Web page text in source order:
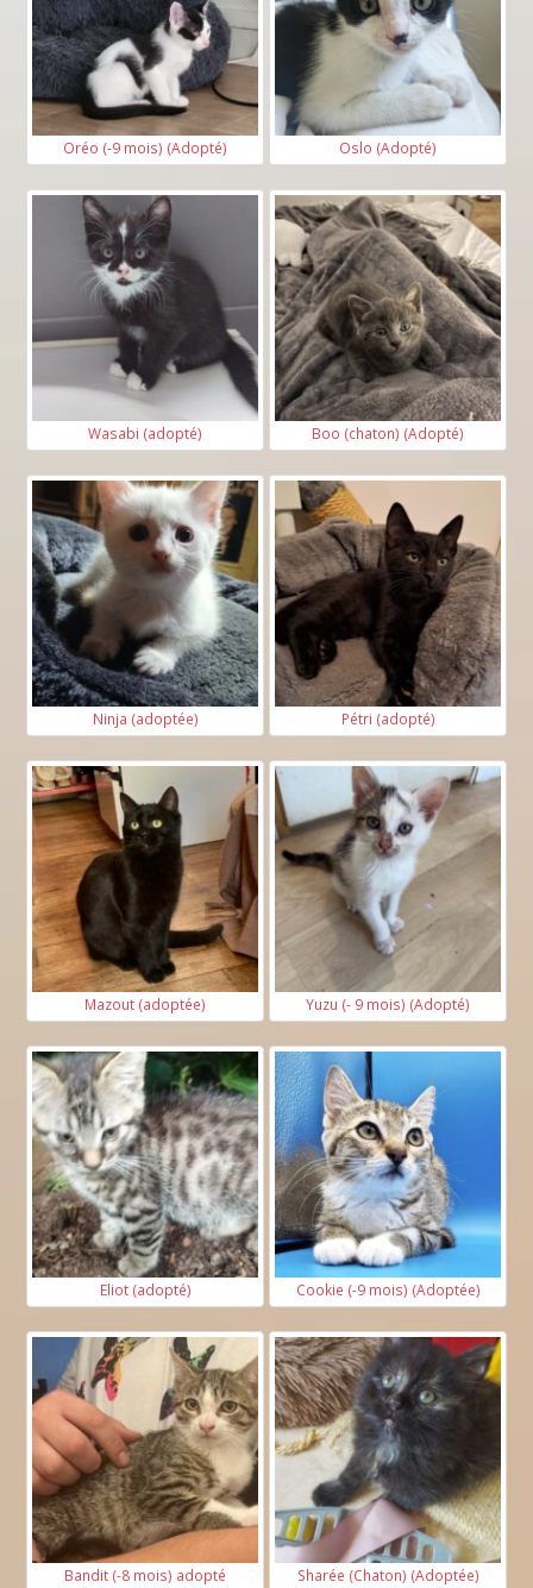
Oréo (-9 mois) (Adopté) Oslo (Adopté)
Wasabi (adopté) Boo (chaton) (Adopté)
Ninja (adoptée) Pétri (adopté)
Mazout (adoptée) Yuzu (- 9 mois) (Adopté)
Eliot (adopté) Cookie (-9 mois) (Adoptée)
Bandit (-8 mois) adopté Sharée (Chaton) (Adoptée)